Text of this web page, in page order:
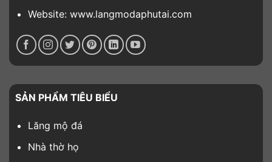
Website: www.langmodaphutai.com
SẢN PHẨM TIÊU BIỂU
Lăng mộ đá
Nhà thờ họ